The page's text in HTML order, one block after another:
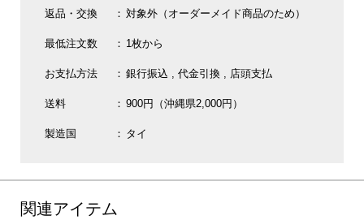
返品・交換 対象外（オーダーメイド商品のため）
最低注文数 1枚から
お支払方法 銀行振込 代金引換 店頭支払
送料 900円（沖縄県2,000円）
製造国 タイ
関連アイテム